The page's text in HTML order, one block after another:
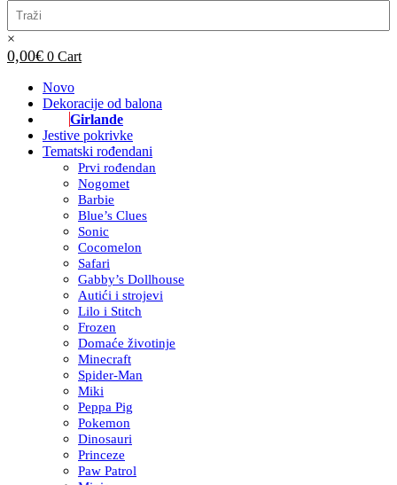
×
0,00€ 0 Cart
Novo
Dekoracije od balona
Girlande
Jestive pokrivke
Tematski rođendani
Prvi rođendan
Nogomet
Barbie
Blue’s Clues
Sonic
Cocomelon
Safari
Gabby’s Dollhouse
Autići i strojevi
Lilo i Stitch
Frozen
Domaće životinje
Minecraft
Spider-Man
Miki
Peppa Pig
Pokemon
Dinosauri
Princeze
Paw Patrol